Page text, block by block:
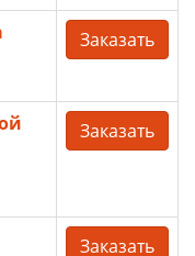
Заказать
Заказать
Заказать